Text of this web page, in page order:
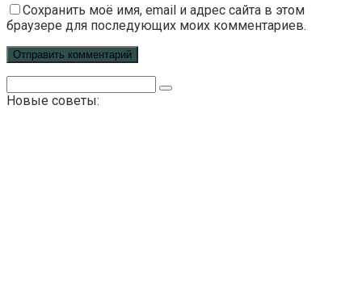
Сохранить моё имя, email и адрес сайта в этом
браузере для последующих моих комментариев.
Новые советы: